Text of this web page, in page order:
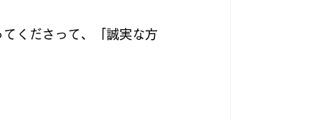
くださって、「誠実な方